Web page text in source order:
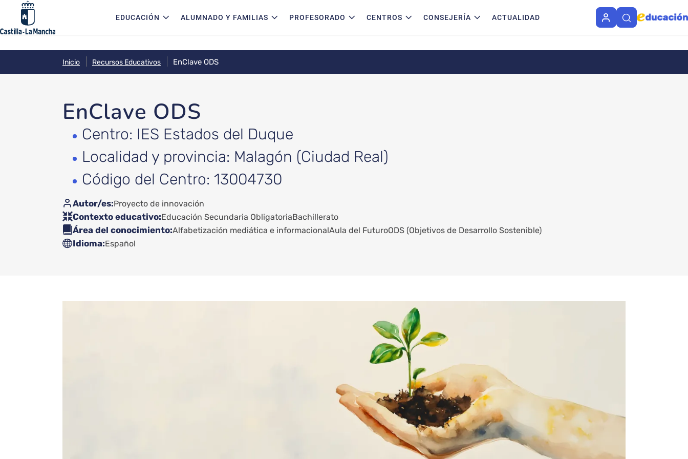
Pasar al contenido principalNavegación principal
EDUCACIÓN ALUMNADO Y FAMILIAS PROFESORADO CENTROS CONSEJERÍA ACTUALIDAD
Inicio Recursos Educativos EnClave ODS
EnClave ODS
Centro: IES Estados del Duque
Localidad y provincia: Malagón (Ciudad Real)
Código del Centro: 13004730
Autor/es Proyecto de innovación
Contexto educativo Educación Secundaria ObligatoriaBachillerato
Área del conocimiento Alfabetización mediática e informacionalAula del FuturoODS (Objetivos de Desarrollo Sostenible)
Idioma Español